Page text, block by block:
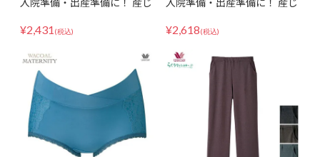
MPQ759 ML
¥2,431 (税込)
MPQ759 LL
¥2,618(税込)